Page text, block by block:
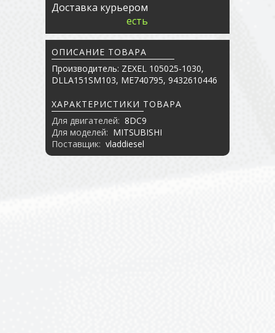
Доставка курьером
есть
ОПИСАНИЕ ТОВАРА
Производитель: ZEXEL 105025-1030,
DLLA151SM103, ME740795, 9432610446
ХАРАКТЕРИСТИКИ ТОВАРА
Для двигателей: 8DC9
Для моделей: MITSUBISHI
Поставщик: vladdiesel